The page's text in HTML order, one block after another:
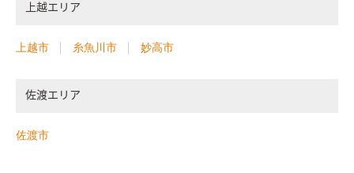
上越エリア
上越市 糸魚川市 妙高市
佐渡エリア
佐渡市